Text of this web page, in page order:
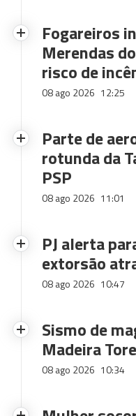
Fogareiros
Merendas
risco de
08 ago 2026 12:25
Parte de
rotunda da
PSP
08 ago 2026 11:01
PJ alerta
extorsão
08 ago 2026 10:47
Sismo de
Madeira Tore
08 ago 2026 10:34